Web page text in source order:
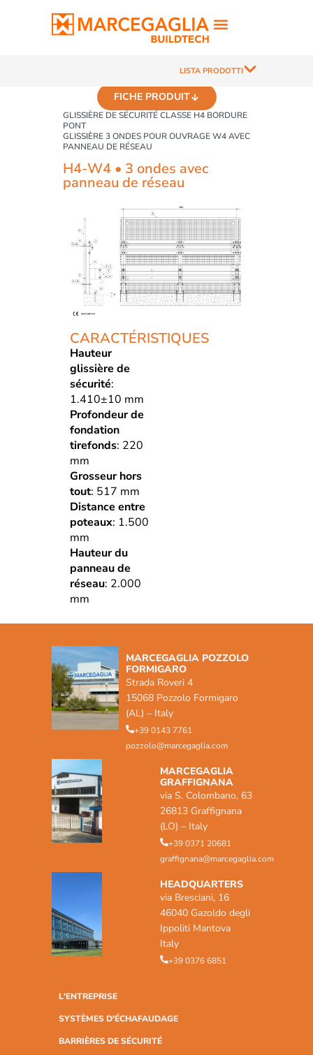
LISTA PRODOTTI
GLISSIÈRE DE SÉCURITÉ CLASSE H4 BORDURE
PONT
GLISSIÈRE 3 ONDES POUR OUVRAGE W4 AVEC
PANNEAU DE RÉSEAU
FICHE PRODUIT
H4-W4 • 3 ondes avec
panneau de réseau
CARACTÉRISTIQUES
Hauteur
glissière de
sécurité:
1.410±10 mm
Profondeur de
fondation
tirefonds: 220
mm
Grosseur hors
tout: 517 mm
Distance entre
poteaux: 1.500
mm
Hauteur du
panneau de
réseau: 2.000
mm
MARCEGAGLIA POZZOLO
FORMIGARO
Strada Roveri 4
15068 Pozzolo Formigaro
(AL) – Italy
+39 0143 7761
pozzolo@marcegaglia.com
MARCEGAGLIA
GRAFFIGNANA
via S. Colombano, 63
26813 Graffignana
(LO) – Italy
+39 0371 20681
graffignana@marcegaglia.com
HEADQUARTERS
via Bresciani, 16
46040 Gazoldo degli
Ippoliti Mantova
Italy
+39 0376 6851
L'ENTREPRISE
SYSTÈMES D'ÉCHAFAUDAGE
BARRIÈRES DE SÉCURITÉ